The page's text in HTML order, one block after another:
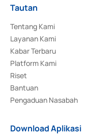
Tautan
Tentang Kami
Layanan Kami
Kabar Terbaru
Platform Kami
Riset
Bantuan
Pengaduan Nasabah
Download Aplikasi